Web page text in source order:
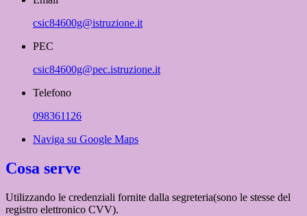
csic84600g@istruzione.it
PEC
csic84600g@pec.istruzione.it
Telefono
098361126
Naviga su Google Maps
Cosa serve
Utilizzando le credenziali fornite dalla segreteria(sono le stesse del
registro elettronico CVV).